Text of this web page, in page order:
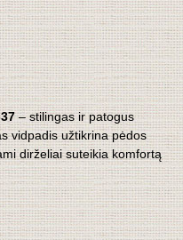
– stilingas ir patogus
vidpadis užtikrina pėdos
dirželiai suteikia komfortą